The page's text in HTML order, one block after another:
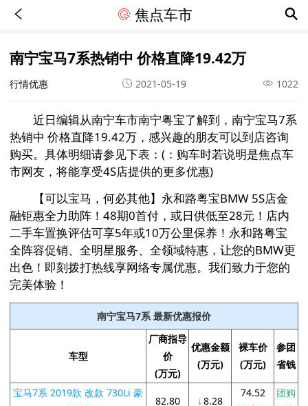
焦点车市
南宁宝马7系热销中 价格直降19.42万
行情优惠 2021-05-19 1022
近日编辑从南宁车市南宁粤宝了解到，南宁宝马7系
热销中 价格直降19.42万，感兴趣的朋友可以到店咨询
购买。具体明细请参见下表：(：购车时若说明是焦点车
市网友，将能享受4S店提供的更多优惠)
【可以宝马，何必其他】永和路粤宝BMW 5S店金
融钜惠全力助阵！48期0首付，或日供低至28元！店内
二手车置换评估可享5年或10万公里保养！永和路粤宝
全阵容促销、全明星服务、全领域特惠，让您的BMW更
出色！即刻拨打热线享网络专属优惠。我们致力于您的
完美体验！
南宁宝马7系 最新优惠报价
车型
厂商指导
价
(万元)
优惠金额
(万元)
裸车价
(万元)
参团
省钱
宝马7系 2019款 改款 730Li 豪
82.80 ↓ 8.28
74.52
团购